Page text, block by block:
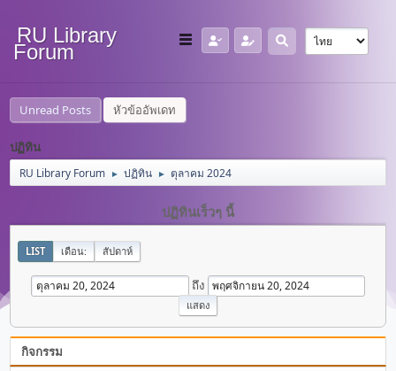
RU Library
Forum
Unread Posts หัวข้ออัพเดท
ปฏิทิน
RU Library Forum ► ปฏิทิน ► ตุลาคม 2024
ปฏิทินเร็วๆ นี้
LIST เดือน: สัปดาห์
ถึง
กิจกรรม